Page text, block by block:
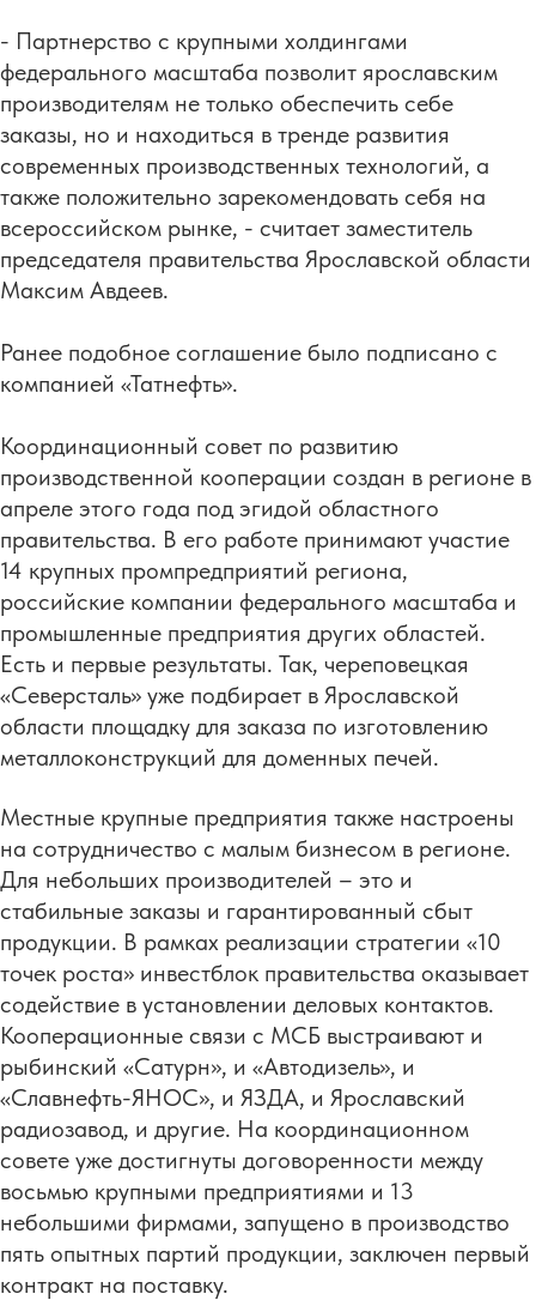
- Партнерство с крупными холдингами
федерального масштаба позволит ярославским
производителям не только обеспечить себе
заказы, но и находиться в тренде развития
современных производственных технологий, а
также положительно зарекомендовать себя на
всероссийском рынке, - считает заместитель
председателя правительства Ярославской области
Максим Авдеев.
Ранее подобное соглашение было подписано с
компанией «Татнефть».
Координационный совет по развитию
производственной кооперации создан в регионе в
апреле этого года под эгидой областного
правительства. В его работе принимают участие
14 крупных промпредприятий региона,
российские компании федерального масштаба и
промышленные предприятия других областей.
Есть и первые результаты. Так, череповецкая
«Северсталь» уже подбирает в Ярославской
области площадку для заказа по изготовлению
металлоконструкций для доменных печей.
Местные крупные предприятия также настроены
на сотрудничество с малым бизнесом в регионе.
Для небольших производителей – это и
стабильные заказы и гарантированный сбыт
продукции. В рамках реализации стратегии «10
точек роста» инвестблок правительства оказывает
содействие в установлении деловых контактов.
Кооперационные связи с МСБ выстраивают и
рыбинский «Сатурн», и «Автодизель», и
«Славнефть-ЯНОС», и ЯЗДА, и Ярославский
радиозавод, и другие. На координационном
совете уже достигнуты договоренности между
восьмью крупными предприятиями и 13
небольшими фирмами, запущено в производство
пять опытных партий продукции, заключен первый
контракт на поставку.